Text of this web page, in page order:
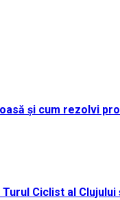
și cum rezolvi
Ciclist al